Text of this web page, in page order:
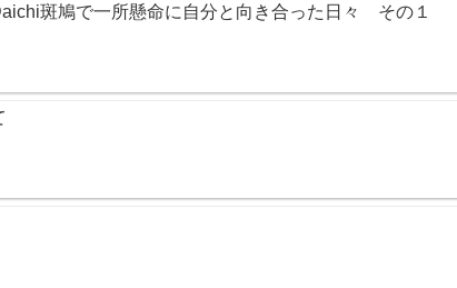
斑鳩で一所懸命に自分と向き合った日々 その１